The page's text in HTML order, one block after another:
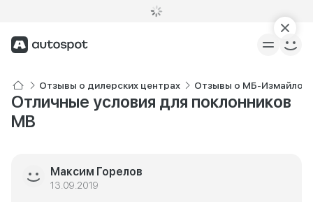
Отзывы о дилерских центрах Отзывы о МБ-
Отличные условия для поклонников
MB
Максим Горелов
13.09.2019